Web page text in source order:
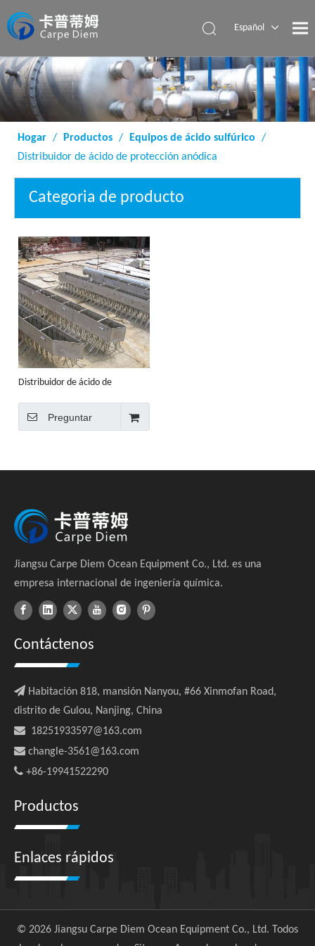
Español
Hogar / Productos / Equipos de ácido sulfúrico
/
Distribuidor de ácido de protección anódica
Categoria de producto
Distribuidor de ácido de
Preguntar
Jiangsu Carpe Diem Ocean Equipment Co., Ltd. es una
empresa internacional de ingeniería química.
Contáctenos
 Habitación 818, mansión Nanyou, #66 Xinmofan Road,
distrito de Gulou, Nanjing, China
 18251933597@163.com
 changle-3561@163.com
 +86-19941522290
Productos
Enlaces rápidos
© 2026 Jiangsu Carpe Diem Ocean Equipment Co., Ltd. Todos